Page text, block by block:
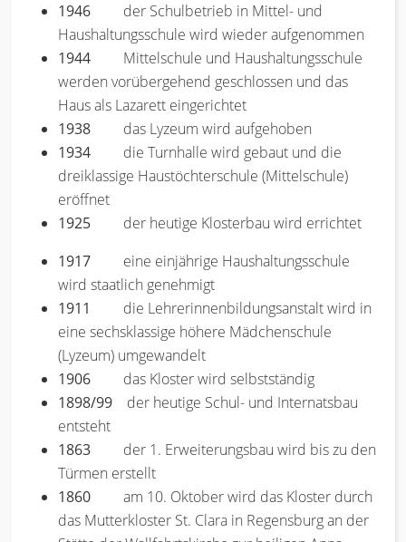
1946 der Schulbetrieb in Mittel- und
Haushaltungsschule wird wieder aufgenommen
1944 Mittelschule und Haushaltungsschule
werden vorübergehend geschlossen und das
Haus als Lazarett eingerichtet
1938 das Lyzeum wird aufgehoben
1934 die Turnhalle wird gebaut und die
dreiklassige Haustöchterschule (Mittelschule)
eröffnet
1925 der heutige Klosterbau wird errichtet
1917 eine einjährige Haushaltungsschule
wird staatlich genehmigt
1911 die Lehrerinnenbildungsanstalt wird in
eine sechsklassige höhere Mädchenschule
(Lyzeum) umgewandelt
1906 das Kloster wird selbstständig
1898/99 der heutige Schul- und Internatsbau
entsteht
1863 der 1. Erweiterungsbau wird bis zu den
Türmen erstellt
1860
am 10. Oktober wird das Kloster durch
das Mutterkloster St. Clara in Regensburg an der